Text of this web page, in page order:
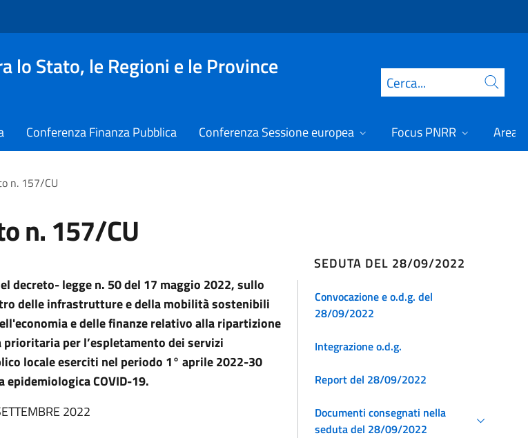
lo Stato, le Regioni e le Province
Cerca
Conferenza Finanza Pubblica Conferenza Sessione europea Focus PNRR Area
n. 157/CU
n. 157/CU
decreto- legge n. 50 del 17 maggio 2022, sullo
delle infrastrutture e della mobilità sostenibili
e delle finanze relativo alla ripartizione
per l’espletamento dei servizi
locale eserciti nel periodo 1° aprile 2022-30
COVID-19.
2022
SEDUTA DEL 28/09/2022
Convocazione e o.d.g. del
28/09/2022
Integrazione o.d.g.
Report del 28/09/2022
Documenti consegnati nella
seduta del 28/09/2022